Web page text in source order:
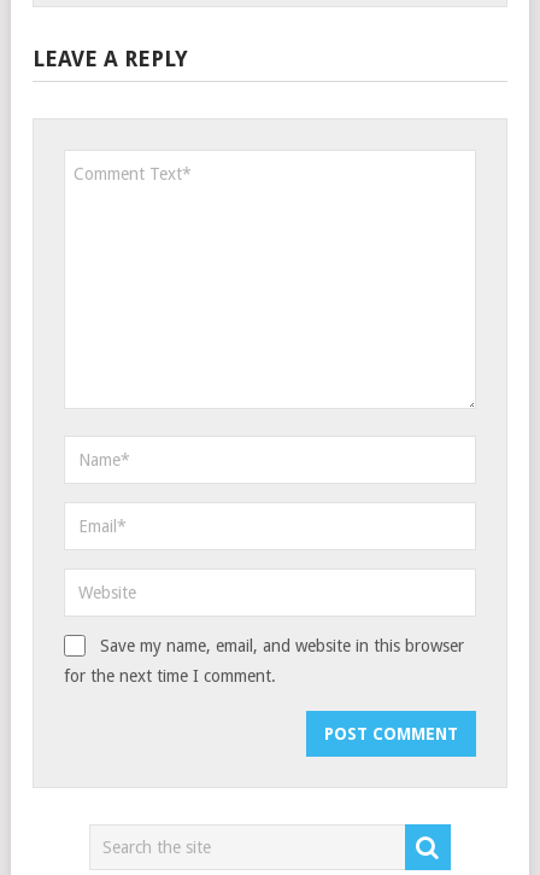
LEAVE A REPLY
Save my name, email, and website in this browser
for the next time I comment.